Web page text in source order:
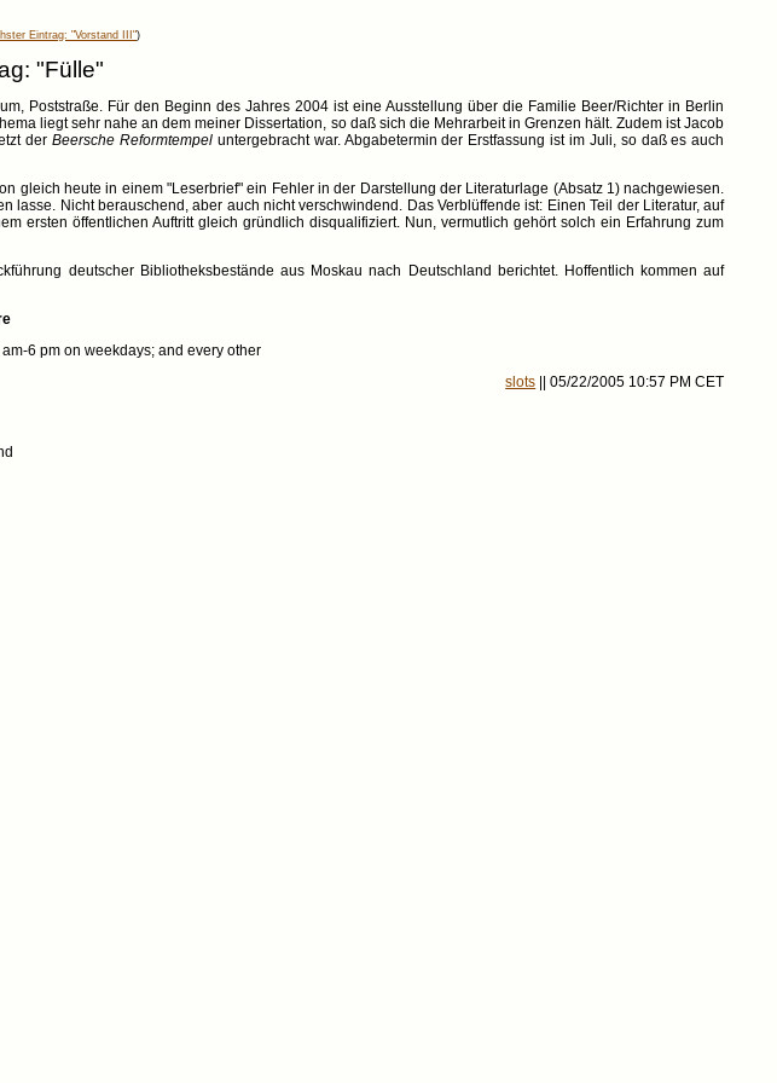
Eintrag: "Vorstand III")
"Fülle"
Poststraße. Für den Beginn des Jahres 2004 ist eine Ausstellung über die Familie Beer/Richter in Berlin
liegt sehr nahe an dem meiner Dissertation, so daß sich die Mehrarbeit in Grenzen hält. Zudem ist Jacob
derBeersche Reformtempeluntergebracht war. Abgabetermin der Erstfassung ist im Juli, so daß es auch
gleich heute in einem "Leserbrief" ein Fehler in der Darstellung der Literaturlage (Absatz 1) nachgewiesen.
Nicht berauschend, aber auch nicht verschwindend. Das Verblüffende ist: Einen Teil der Literatur, auf
ersten öffentlichen Auftritt gleich gründlich disqualifiziert. Nun, vermutlich gehört solch ein Erfahrung zum
deutscher Bibliotheksbestände aus Moskau nach Deutschland berichtet. Hoffentlich kommen auf
6 pm on weekdays; and every other
slots || 05/22/2005 10:57 PM CET